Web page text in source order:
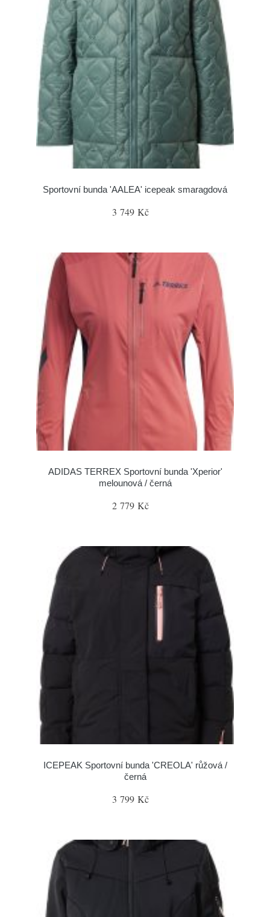
Sportovní bunda 'AALEA' icepeak smaragdová
3 749 Kč
ADIDAS TERREX Sportovní bunda 'Xperior'
melounová / černá
2 779 Kč
ICEPEAK Sportovní bunda 'CREOLA' růžová /
černá
3 799 Kč